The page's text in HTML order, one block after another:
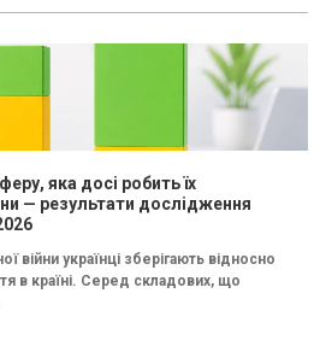
яка досі робить їх
— результати дослідження
війни українці зберігають відносно
в країні. Серед складових, що